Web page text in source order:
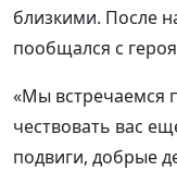
близкими. После
пообщался с
«Мы встречаемся
чествовать вас
подвиги, добрые